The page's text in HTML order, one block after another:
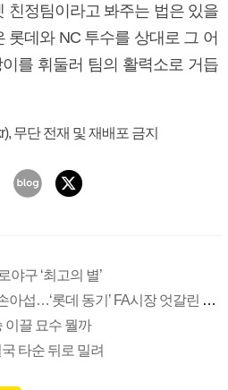
친정팀이라고 봐주는 법은 있을
롯데와 NC 투수를 상대로 그 어
를 휘둘러 팀의 활력소로 거듭
무단 전재 및 재배포 금지
야구 ‘최고의 별’
여유있는 강민호, 복잡한 손아섭…‘롯데 동기’ FA시장 엇갈린 희비
이끌 묘수 뭘까
타순 뒤로 밀려